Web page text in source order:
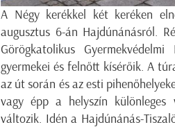
A Négy kerékkel két keréken
augusztus 6-án Hajdúnánásról.
Görögkatolikus
gyermekei és felnőtt kísérőik. A
az út során és az esti
vagy épp a helyszín különleges
változik. Idén a Hajdúnánás-